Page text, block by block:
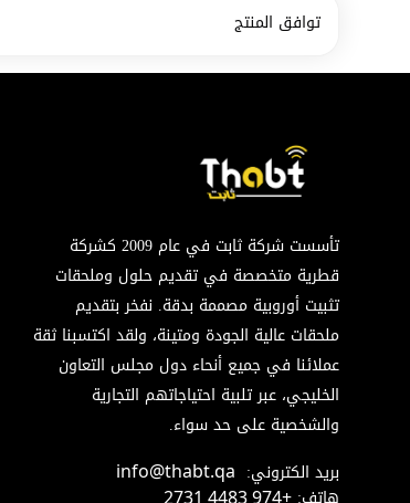
توافق المنتج
تأسست شركة ثابت في عام 2009 كشركة
قطرية متخصصة في تقديم حلول وملحقات
تثبيت أوروبية مصممة بدقة. نفخر بتقديم
ملحقات عالية الجودة ومتينة، ولقد اكتسبنا ثقة
عملائنا في جميع أنحاء دول مجلس التعاون
الخليجي، عبر تلبية احتياجاتهم التجارية
والشخصية على حد سواء.
بريد الكتروني: info@thabt.qa
+974 4483 2731